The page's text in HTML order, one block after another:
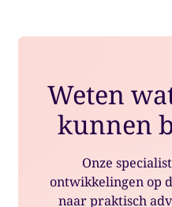
Weten
kunnen
Onze
ontwikkelingen op
naar praktisch